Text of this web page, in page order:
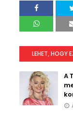
LEHET, HOGY
A